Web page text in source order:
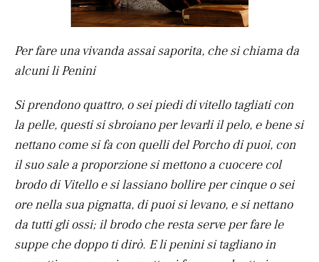
Per fare una vivanda assai saporita, che si chiama da
alcuni li Penini
Si prendono quattro, o sei piedi di vitello tagliati con
la pelle, questi si sbroiano per levarli il pelo, e bene si
nettano come si fa con quelli del Porcho di puoi, con
il suo sale a proporzione si mettono a cuocere col
brodo di Vitello e si lassiano bollire per cinque o sei
ore nella sua pignatta, di puoi si levano, e si nettano
da tutti gli ossi; il brodo che resta serve per fare le
suppe che doppo ti dirò. E li penini si tagliano in